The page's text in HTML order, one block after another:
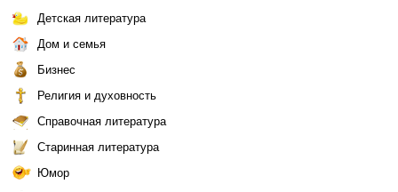
Детская литература
Дом и семья
Бизнес
Религия и духовность
Справочная литература
Старинная литература
Юмор